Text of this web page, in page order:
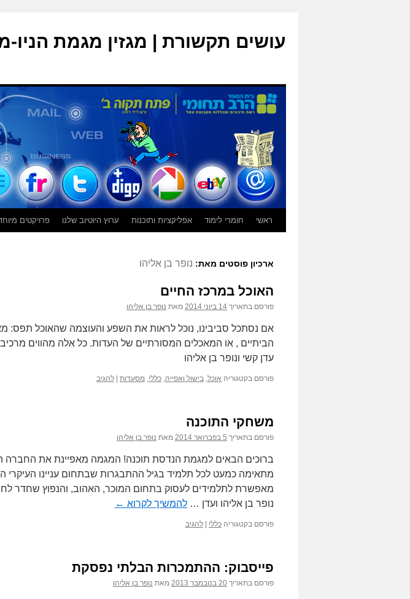
עושים תקשורת | מגזין מגמת הניו-
ראשי חומרי לימוד אפליקציות ותוכנות ערוץ היוטיוב שלנו פרויקטים
ארכיון פוסטים מאת: נופר בן אליהו
האוכל במרכז החיים
פורסם בתאריך 14 ביוני 2014 מאת נופר בן אליהו
אם נסתכל סביבינו, נוכל לראות את השפע והעוצמה שהאוכל תפס:
הביתיים , או המאכלים המסורתיים של העדות. כל אלה מהווים
עדן קשי ונופר בן אליהו
פורסם בקטגוריה אוכל, בישול ואפייה, כללי, מסעדות להגיב
משחקי התוכנה
פורסם בתאריך 5 בפברואר 2014 מאת נופר בן אליהו
ברוכים הבאים למגמת הנדסת תוכנה! המגמה מאפיינת את החברה
מתאימה כמעט לכל תלמיד בגיל ההתבגרות שבתחום עניינו
מאפשרת לתלמידים לעסוק בתחום המוכר, האהוב, והנפוץ שחדר
נופר בן אליהו ועדן … להמשיך לקרוא ←
פורסם בקטגוריה כללי להגיב
פייסבוק: ההתמכרות הבלתי נפסקת
פורסם בתאריך 20 בנובמבר 2013 מאת נופר בן אליהו